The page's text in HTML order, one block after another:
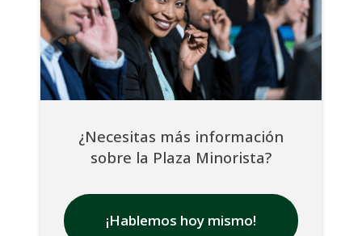
¿Necesitas más información
sobre la Plaza Minorista?
¡Hablemos hoy mismo!